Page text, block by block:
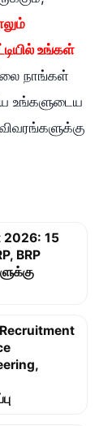
உங்கள்
நாங்கள்
உங்களுடைய
2026: 15
BRP